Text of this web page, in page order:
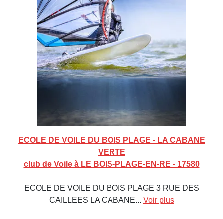
ECOLE DE VOILE DU BOIS PLAGE - LA CABANE
VERTE
club de Voile à LE BOIS-PLAGE-EN-RE - 17580
ECOLE DE VOILE DU BOIS PLAGE 3 RUE DES
CAILLEES LA CABANE... Voir plus